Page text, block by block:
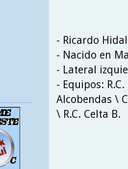
- Ricardo
- Nacido en
- Lateral
- Equipos:
Alcobendas \
\ R.C. Celta B.